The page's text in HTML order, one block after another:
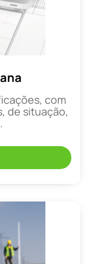
com
de situação,